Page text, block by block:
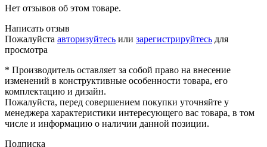
Нет отзывов об этом товаре.
Написать отзыв
Пожалуйста авторизуйтесь или зарегистрируйтесь для
просмотра
* Производитель оставляет за собой право на внесение
изменений в конструктивные особенности товара, его
комплектацию и дизайн.
Пожалуйста, перед совершением покупки уточняйте у
менеджера характеристики интересующего вас товара, в том
числе и информацию о наличии данной позиции.
Подписка